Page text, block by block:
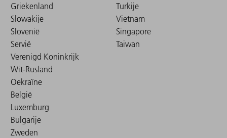
Griekenland
Slowakije
Slovenië
Servië
Verenigd Koninkrijk
Wit-Rusland
Oekraïne
België
Luxemburg
Bulgarije
Zweden
Turkije
Vietnam
Singapore
Taiwan